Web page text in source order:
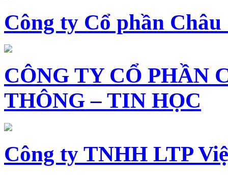
Công ty Cổ phần Châu
CÔNG TY CỔ PHẦN
THÔNG – TIN HỌC
Công ty TNHH LTP